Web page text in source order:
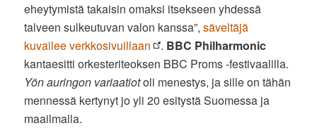
eheytymistä takaisin omaksi itsekseen yhdessä
talveen sulkeutuvan valon kanssa”,säveltäjä
kuvailee verkkosivuillaan
. BBC Philharmonic
kantaesitti orkesteriteoksen BBC Proms -festivaalilla.
Yön auringon variaatiotoli menestys, ja sille on tähän
mennessä kertynyt jo yli 20 esitystä Suomessa ja
maailmalla.